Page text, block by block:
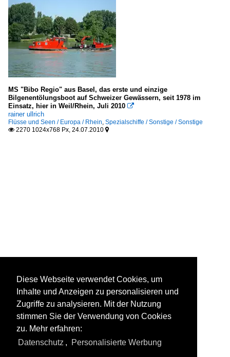
MS "Bibo Regio" aus Basel, das erste und einzige
Bilgenentölungsboot auf Schweizer Gewässern, seit 1978 im
Einsatz, hier in Weil/Rhein, Juli 2010 
rainer ullrich
Flüsse und Seen / Europa / Rhein, Spezialschiffe / Sonstige / Sonstige
 2270 1024x768 Px, 24.07.2010 
Diese Webseite verwendet Cookies, um
Inhalte und Anzeigen zu personalisieren und
Zugriffe zu analysieren. Mit der Nutzung
stimmen Sie der Verwendung von Cookies
zu. Mehr erfahren:
Datenschutz , Personalisierte Werbung